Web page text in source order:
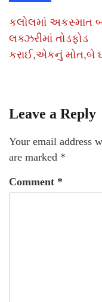
કલોલમાં અકસ્માત
લક્ઝરીમાં તોડફોડ
કરાઈ,એકનું મોત,બે
Leave a Reply
Your email address
are marked *
Comment *